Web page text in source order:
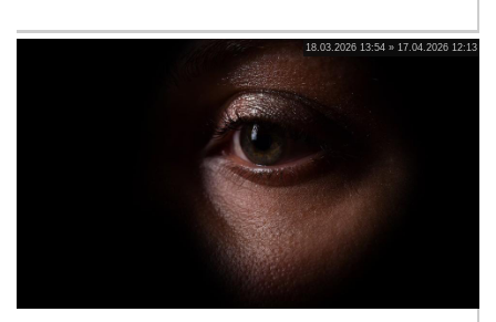
18.03.2026 13:54 » 17.04.2026 12:13